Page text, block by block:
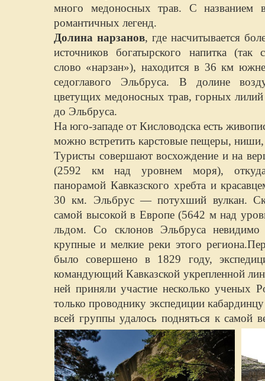
много медоносных трав. С названием
романтичных легенд.
Долина нарзанов, где насчитывается
источников богатырского напитка (так
слово «нарзан»), находится в 36 км
седоглавого Эльбруса. В долине
цветущих медоносных трав, горных
до Эльбруса.
На юго-западе от Кисловодска есть
можно встретить карстовые пещеры,
Туристы совершают восхождение и на
(2592 км над уровнем моря), откуда
панорамой Кавказского хребта и
30 км. Эльбрус — потухший вулкан.
самой высокой в Европе (5642 м над
льдом. Со склонов Эльбруса невидимо
крупные и мелкие реки этого
было совершено в 1829 году,
командующий Кавказской укрепленной
ней приняли участие несколько ученых
только проводнику экспедиции
всей группы удалось подняться к самой